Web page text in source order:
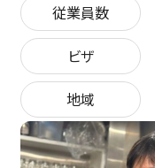
従業員数
ビザ
地域